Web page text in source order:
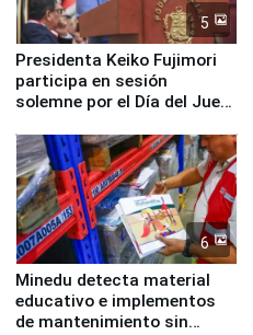
5
Presidenta Keiko Fujimori
participa en sesión
solemne por el Día del Juez
6
Minedu detecta material
educativo e implementos
de mantenimiento sin